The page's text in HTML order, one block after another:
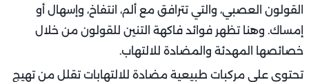
القولون العصبي، والتي تترافق مع ألم، انتفاخ، وإسهال أو
إمساك. وهنا تظهر فوائد فاكهة التنين للقولون من خلال
خصائصها المهدئة والمضادة للالتهاب.
تحتوي على مركبات طبيعية مضادة للالتهابات تقلل من تهيج